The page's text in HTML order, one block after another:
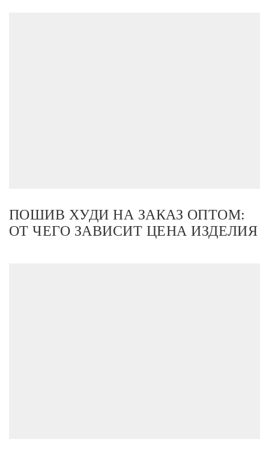
ПОШИВ ХУДИ НА ЗАКАЗ ОПТОМ:
ОТ ЧЕГО ЗАВИСИТ ЦЕНА ИЗДЕЛИЯ